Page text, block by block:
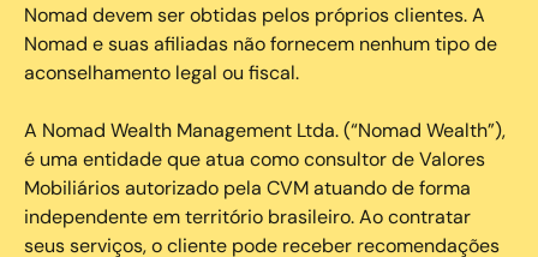
Nomad devem ser obtidas pelos próprios clientes. A
Nomad e suas afiliadas não fornecem nenhum tipo de
aconselhamento legal ou fiscal.
A Nomad Wealth Management Ltda. (“Nomad Wealth”),
é uma entidade que atua como consultor de Valores
Mobiliários autorizado pela CVM atuando de forma
independente em território brasileiro. Ao contratar
seus serviços, o cliente pode receber recomendações